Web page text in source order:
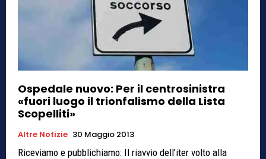
Ospedale nuovo: Per il centrosinistra
«fuori luogo il trionfalismo della Lista
Scopelliti»
Altre Notizie 30 Maggio 2013
Riceviamo e pubblichiamo: Il riavvio dell’iter volto alla